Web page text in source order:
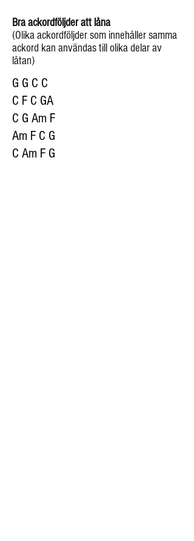
Bra ackordföljder att låna
(Olika ackordföljder som innehåller samma
ackord kan användas till olika delar av
låtan)
G G C C
C F C GA
C G Am F
Am F C G
C Am F G